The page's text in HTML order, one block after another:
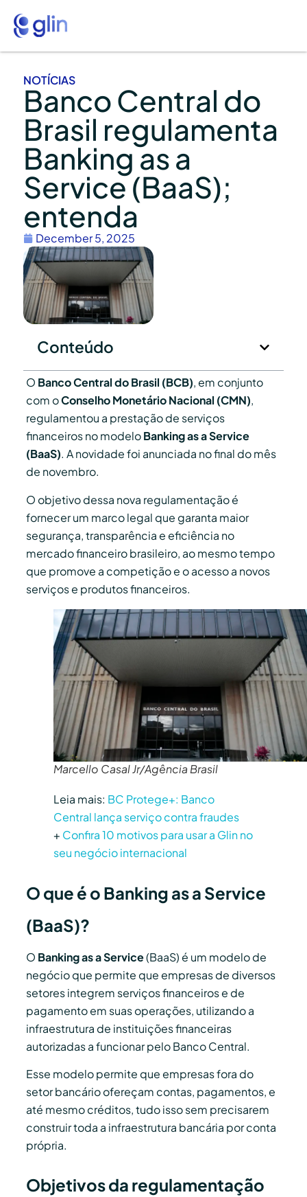
NOTÍCIAS
Banco Central do
Brasil regulamenta
Banking as a
Service (BaaS);
entenda
December 5, 2025
Conteúdo
O Banco Central do Brasil (BCB), em conjunto
com oConselho Monetário Nacional (CMN),
regulamentou a prestação de serviços
financeiros no modeloBanking as a Service
(BaaS). A novidade foi anunciada no final do mês
de novembro.
O objetivo dessa nova regulamentação é
fornecer um marco legal que garanta maior
segurança, transparência e eficiência no
mercado financeiro brasileiro, ao mesmo tempo
que promove a competição e o acesso a novos
serviços e produtos financeiros.
Marcello Casal Jr/Agência Brasil
Leia mais: BC Protege+: Banco
Central lança serviço contra fraudes
+ Confira 10 motivos para usar a Glin no
seu negócio internacional
O que é o Banking as a Service
(BaaS)?
O Banking as a Service(BaaS) é um modelo de
negócio que permite que empresas de diversos
setores integrem serviços financeiros e de
pagamento em suas operações, utilizando a
infraestrutura de instituições financeiras
autorizadas a funcionar pelo Banco Central.
Esse modelo permite que empresas fora do
setor bancário ofereçam contas, pagamentos, e
até mesmo créditos, tudo isso sem precisarem
construir toda a infraestrutura bancária por conta
própria.
Objetivos da regulamentação